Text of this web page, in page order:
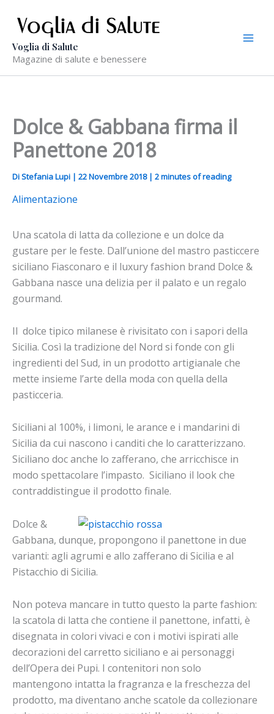
contenuto
Voglia di Salute
Magazine di salute e benessere
Dolce & Gabbana firma il
Panettone 2018
DiStefania Lupi | 22 Novembre 2018 | 2 minutes of reading
Alimentazione
Una scatola di latta da collezione e un dolce da
gustare per le feste. Dall’unione del mastro pasticcere
siciliano Fiasconaro e il luxury fashion brand Dolce &
Gabbana nasce una delizia per il palato e un regalo
gourmand.
Il dolce tipico milanese è rivisitato con i sapori della
Sicilia. Così la tradizione del Nord si fonde con gli
ingredienti del Sud, in un prodotto artigianale che
mette insieme l’arte della moda con quella della
pasticceria.
Siciliani al 100%, i limoni, le arance e i mandarini di
Sicilia da cui nascono i canditi che lo caratterizzano.
Siciliano doc anche lo zafferano, che arricchisce in
modo spettacolare l’impasto. Siciliano il look che
contraddistingue il prodotto finale.
Dolce &
Gabbana, dunque, propongono il panettone in due
varianti: agli agrumi e allo zafferano di Sicilia e al
Pistacchio di Sicilia.
Non poteva mancare in tutto questo la parte fashion:
la scatola di latta che contiene il panettone, infatti, è
disegnata in colori vivaci e con i motivi ispirati alle
decorazioni del carretto siciliano e ai personaggi
dell’Opera dei Pupi. I contenitori non solo
mantengono intatta la fragranza e la freschezza del
prodotto, ma diventano anche scatole da collezionare